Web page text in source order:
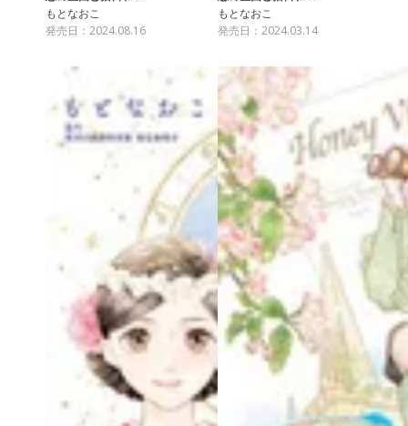
もとなおこ
発売日：2024.08.16
もとなおこ
発売日：2024.03.14